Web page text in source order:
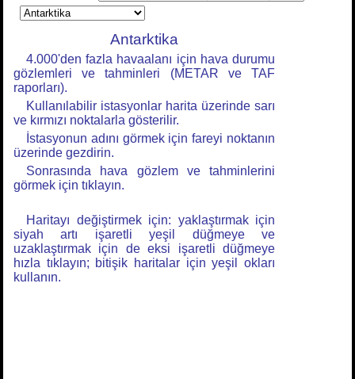
Antarktika
4.000'den fazla havaalanı için hava durumu
gözlemleri ve tahminleri (METAR ve TAF
raporları).
Kullanılabilir istasyonlar harita üzerinde sarı
ve kırmızı noktalarla gösterilir.
İstasyonun adını görmek için fareyi noktanın
üzerinde gezdirin.
Sonrasında hava gözlem ve tahminlerini
görmek için tıklayın.
Haritayı değiştirmek için: yaklaştırmak için
siyah artı işaretli yeşil düğmeye ve
uzaklaştırmak için de eksi işaretli düğmeye
hızla tıklayın; bitişik haritalar için yeşil okları
kullanın.